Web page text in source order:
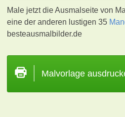
Male jetzt die Ausmalseite von
eine der anderen lustigen 35
besteausmalbilder.de
Malvorlage